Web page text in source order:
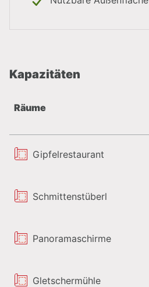
Kapazitäten
Räume
Gipfelrestaurant
Schmittenstüberl
Panoramaschirme
Gletschermühle